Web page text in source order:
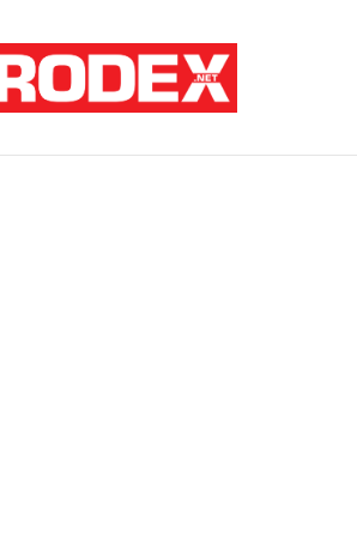
TRI DESETLJEĆA KRIKOVA OČAJNIKA